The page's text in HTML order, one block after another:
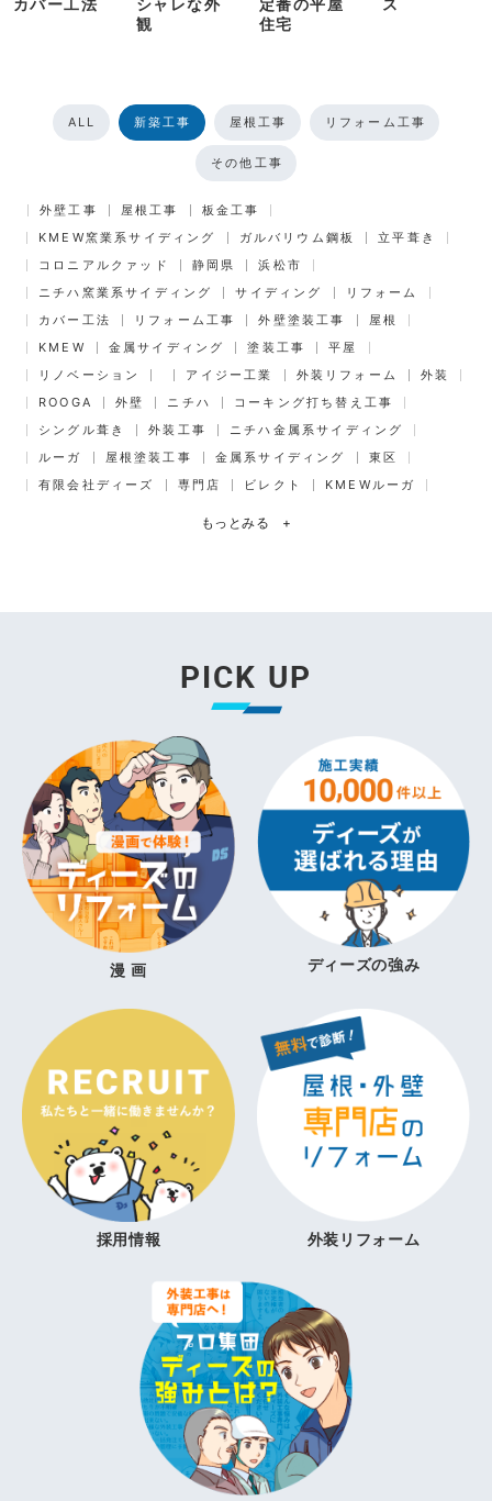
観
住宅
ALL 新築工事 屋根工事 リフォーム工事
その他工事
外壁工事 屋根工事
板金工事
KMEW窯業系サイディング
ガルバリウム鋼板
立平葺き
コロニアルクァッド
静岡県
浜松市
ニチハ窯業系サイディング
サイディング
リフォーム
カバー工法
リフォーム工事 外壁塗装工事
屋根
KMEW
金属サイディング 塗装工事
平屋
リノベーション
アイジー工業 外装リフォーム
外装
ROOGA
外壁 ニチハ
コーキング打ち替え工事
シングル葺き
外装工事
ニチハ金属系サイディング
ルーガ
屋根塗装工事 金属系サイディング
東区
有限会社ディーズ
専門店 ビレクト KMEWルーガ
もっとみる +
PICK UP
漫 画 ディーズの強み
採用情報 外装リフォーム